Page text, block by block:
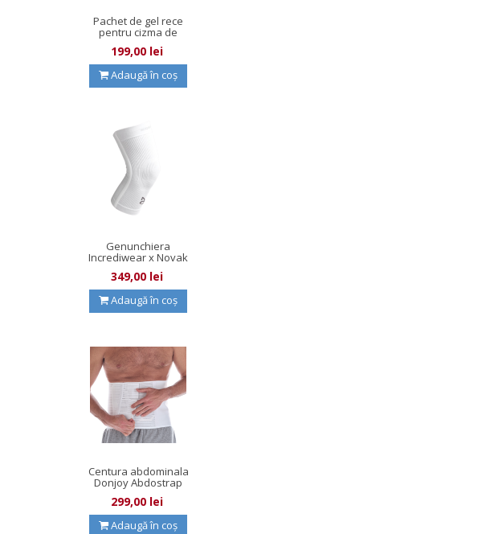
Pachet de gel rece
pentru cizma de
imobilizare...
199,00 lei
Adaugă în coș
Genunchiera
Incrediwear x Novak
Djokovic
349,00 lei
Adaugă în coș
Centura abdominala
Donjoy Abdostrap
299,00 lei
Adaugă în coș